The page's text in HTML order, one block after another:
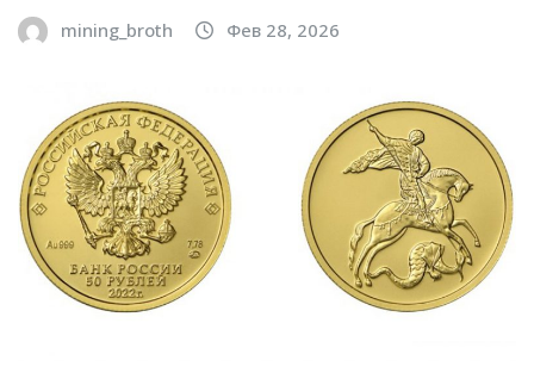
mining_broth Фев 28, 2026